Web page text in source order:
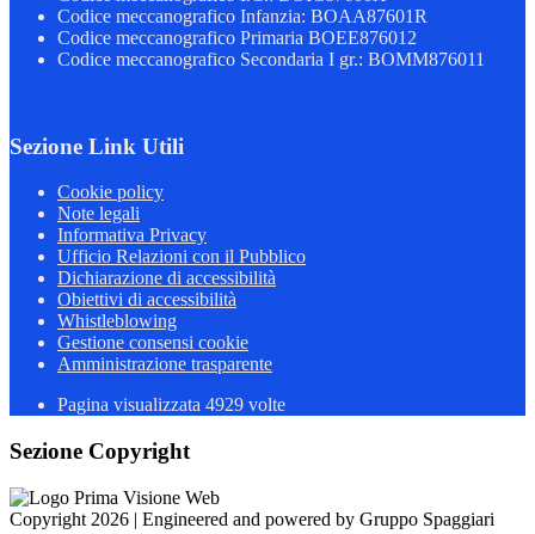
Codice meccanografico Infanzia: BOAA87601R
Codice meccanografico Primaria BOEE876012
Codice meccanografico Secondaria I gr.: BOMM876011
Sezione Link Utili
Cookie policy
Note legali
Informativa Privacy
Ufficio Relazioni con il Pubblico
Dichiarazione di accessibilità
Obiettivi di accessibilità
Whistleblowing
Gestione consensi cookie
Amministrazione trasparente
Pagina visualizzata 4929 volte
Sezione Copyright
Copyright 2026 | Engineered and powered by Gruppo Spaggiari